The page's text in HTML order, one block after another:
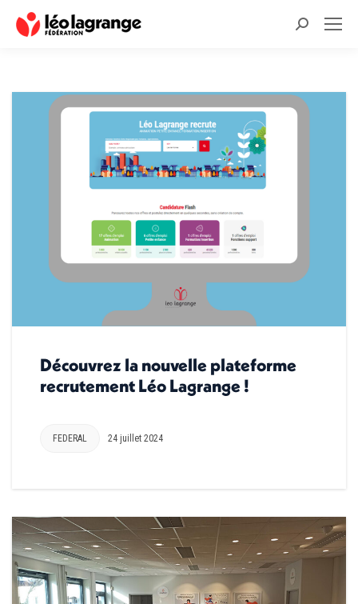
Recherche
Découvrez la nouvelle plateforme
recrutement Léo Lagrange !
FEDERAL 24 juillet 2024